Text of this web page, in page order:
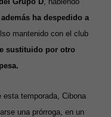
además ha despedido a
mantenido con el club
sustituido por otro
esta temporada, Cibona
una prórroga, en un